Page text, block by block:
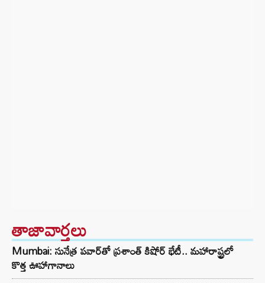
తాజావార్తలు
Mumbai: సునేత్ర పవార్‌తో ప్రశాంత్ కిషోర్ భేటీ.. మహారాష్ట్రలో
కొత్త ఊహాగానాలు